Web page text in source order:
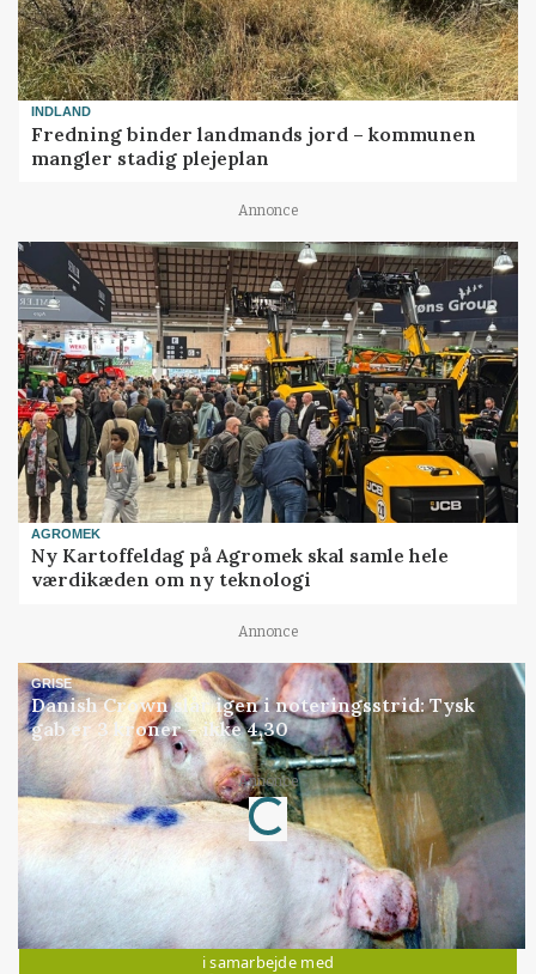
INDLAND
Fredning binder landmands jord – kommunen
mangler stadig plejeplan
Annonce
AGROMEK
Ny Kartoffeldag på Agromek skal samle hele
værdikæden om ny teknologi
Annonce
GRISE
Danish Crown slår igen i noteringsstrid: Tysk
gab er 3 kroner – ikke 4,30
Annonce
Loading...
Jobs
i samarbejde med